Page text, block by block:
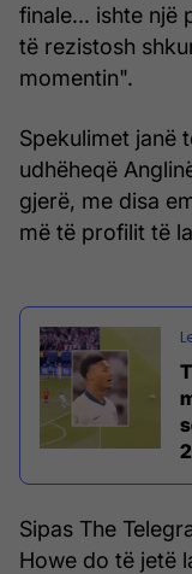
finale... ishte një
të rezistosh
momentin".
Spekulimet janë
udhëheqë
gjerë, me disa
më të profilit të
Sipas The
Howe do të jetë